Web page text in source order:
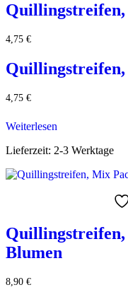
4,75 €
4,75 €
Weiterlesen
Lieferzeit: 2-3 Werktage
Blumen
8,90 €